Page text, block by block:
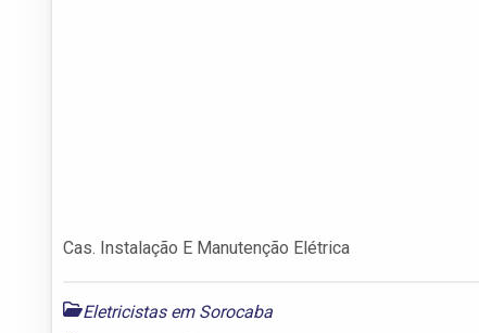
Cas. Instalação E Manutenção Elétrica
Eletricistas em Sorocaba